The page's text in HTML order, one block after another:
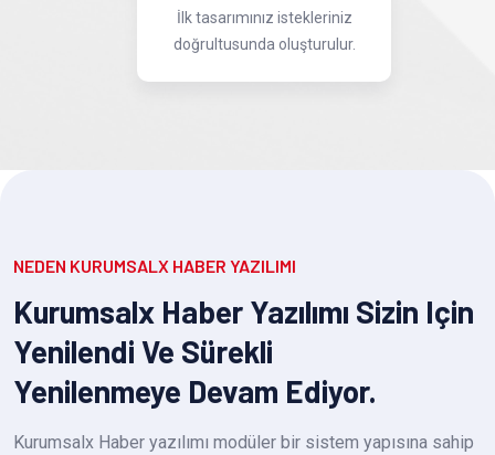
İlk tasarımınız istekleriniz
doğrultusunda oluşturulur.
NEDEN KURUMSALX HABER YAZILIMI
Kurumsalx Haber Yazılımı Sizin Için
Yenilendi Ve Sürekli
Yenilenmeye Devam Ediyor.
Kurumsalx Haber yazılımı modüler bir sistem yapısına sahip